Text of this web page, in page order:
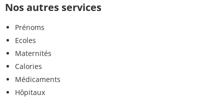
Nos autres services
Prénoms
Ecoles
Maternités
Calories
Médicaments
Hôpitaux